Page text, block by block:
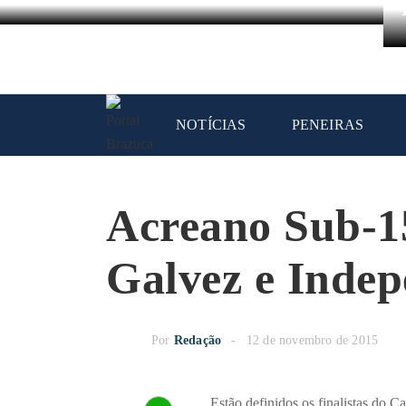
NOTÍCIAS PENEIRAS
Acreano Sub-
Galvez e
Por Redação 12 de novembro de 2015
Estão definidos os finalistas do